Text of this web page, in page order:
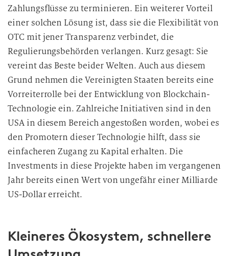
Zahlungsflüsse zu terminieren. Ein weiterer Vorteil
einer solchen Lösung ist, dass sie die Flexibilität von
OTC mit jener Transparenz verbindet, die
Regulierungsbehörden verlangen. Kurz gesagt: Sie
vereint das Beste beider Welten. Auch aus diesem
Grund nehmen die Vereinigten Staaten bereits eine
Vorreiterrolle bei der Entwicklung von Blockchain-
Technologie ein. Zahlreiche Initiativen sind in den
USA in diesem Bereich angestoßen worden, wobei es
den Promotern dieser Technologie hilft, dass sie
einfacheren Zugang zu Kapital erhalten. Die
Investments in diese Projekte haben im vergangenen
Jahr bereits einen Wert von ungefähr einer Milliarde
US-Dollar erreicht.
Kleineres Ökosystem, schnellere